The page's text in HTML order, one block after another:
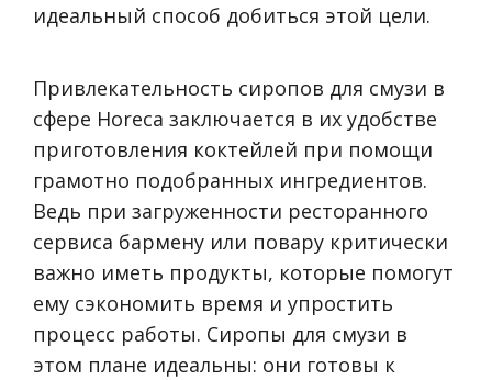
идеальный способ добиться этой цели.
Привлекательность сиропов для смузи в
сфере Horeca заключается в их удобстве
приготовления коктейлей при помощи
грамотно подобранных ингредиентов.
Ведь при загруженности ресторанного
сервиса бармену или повару критически
важно иметь продукты, которые помогут
ему сэкономить время и упростить
процесс работы. Сиропы для смузи в
этом плане идеальны: они готовы к